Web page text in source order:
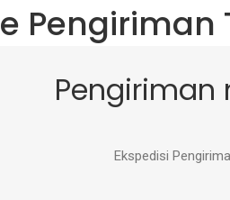
Pengiriman
Pengiriman
Ekspedisi